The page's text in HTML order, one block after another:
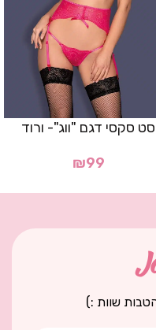
סט סקסי דגם "ווג"- ורוד
₪99
שוות :)